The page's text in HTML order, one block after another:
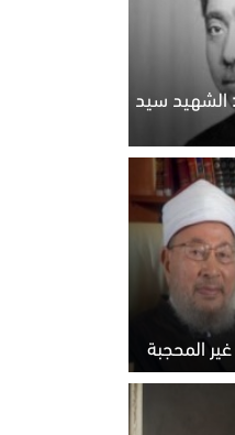
الشهيد سيد
المحجبة